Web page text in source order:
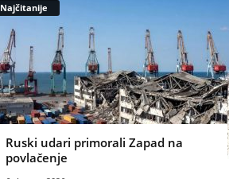
Najčitanije
Ruski udari primorali Zapad na
povlačenje